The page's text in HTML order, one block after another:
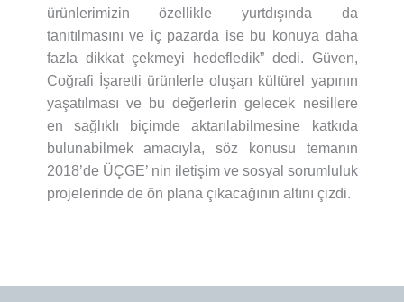
ürünlerimizin özellikle yurtdışında da
tanıtılmasını ve iç pazarda ise bu konuya daha
fazla dikkat çekmeyi hedefledik” dedi. Güven,
Coğrafi İşaretli ürünlerle oluşan kültürel yapının
yaşatılması ve bu değerlerin gelecek nesillere
en sağlıklı biçimde aktarılabilmesine katkıda
bulunabilmek amacıyla, söz konusu temanın
2018’de ÜÇGE’ nin iletişim ve sosyal sorumluluk
projelerinde de ön plana çıkacağının altını çizdi.